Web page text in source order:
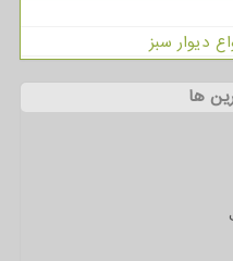
دیوار سبز
ها